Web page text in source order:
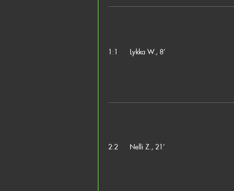
1:1
Lykka W., 8’
2:2 Nelli Z., 21’